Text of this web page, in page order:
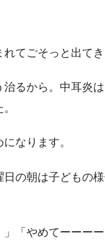
てごそっと出てき
るから。中耳炎
なります。
の朝は子どもの
「やめてーーー